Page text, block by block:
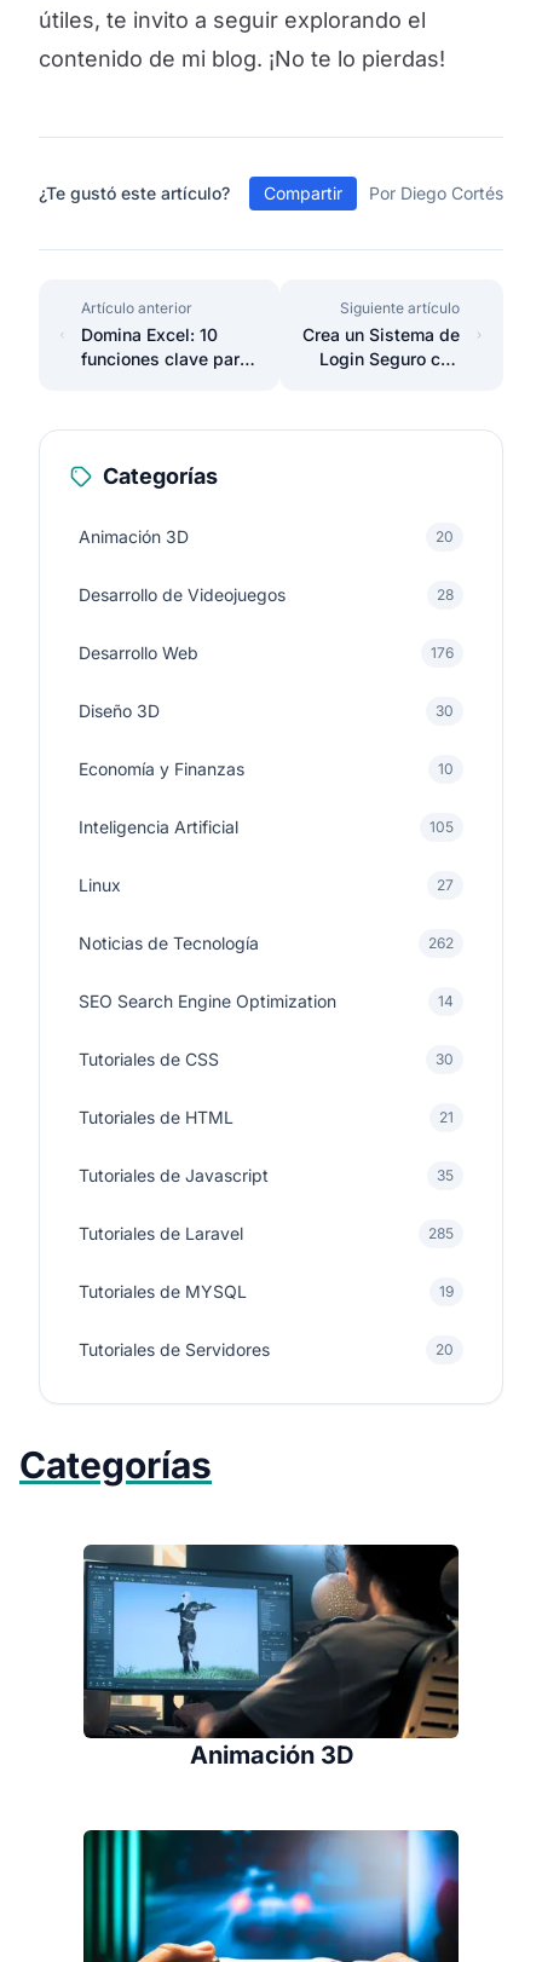
útiles, te invito a seguir explorando el
contenido de mi blog. ¡No te lo pierdas!
¿Te gustó este artículo? Compartir Por Diego Cortés
Artículo anterior
Domina Excel: 10
funciones clave para
Siguiente artículo
Crea un Sistema de
Login Seguro con
Categorías
Animación 3D 20
Desarrollo de Videojuegos 28
Desarrollo Web 176
Diseño 3D 30
Economía y Finanzas 10
Inteligencia Artificial 105
Linux 27
Noticias de Tecnología 262
SEO Search Engine Optimization 14
Tutoriales de CSS 30
Tutoriales de HTML 21
Tutoriales de Javascript 35
Tutoriales de Laravel 285
Tutoriales de MYSQL 19
Tutoriales de Servidores 20
Categorías
Animación 3D